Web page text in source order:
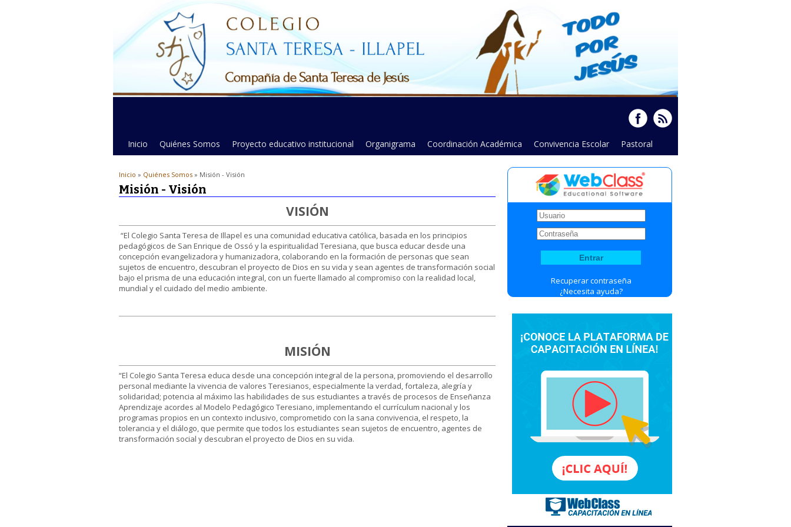
Inicio Quiénes Somos Proyecto educativo institucional Organigrama Coordinación Académica Convivencia Escolar Pastoral
Inicio » Quiénes Somos » Misión - Visión
Misión - Visión
VISIÓN
“El Colegio Santa Teresa de Illapel es una comunidad educativa católica, basada en los principios
pedagógicos de San Enrique de Ossó y la espiritualidad Teresiana, que busca educar desde una
concepción evangelizadora y humanizadora, colaborando en la formación de personas que sean
sujetos de encuentro, descubran el proyecto de Dios en su vida y sean agentes de transformación social
bajo el prisma de una educación integral, con un fuerte llamado al compromiso con la realidad local,
mundial y el cuidado del medio ambiente.
MISIÓN
“El Colegio Santa Teresa educa desde una concepción integral de la persona, promoviendo el desarrollo
personal mediante la vivencia de valores Teresianos, especialmente la verdad, fortaleza, alegría y
solidaridad; potencia al máximo las habilidades de sus estudiantes a través de procesos de Enseñanza
Aprendizaje acordes al Modelo Pedagógico Teresiano, implementando el currículum nacional y los
programas propios en un contexto inclusivo, comprometido con la sana convivencia, el respeto, la
tolerancia y el diálogo, que permite que todos los estudiantes sean sujetos de encuentro, agentes de
transformación social y descubran el proyecto de Dios en su vida.
Recuperar contraseña
¿Necesita ayuda?